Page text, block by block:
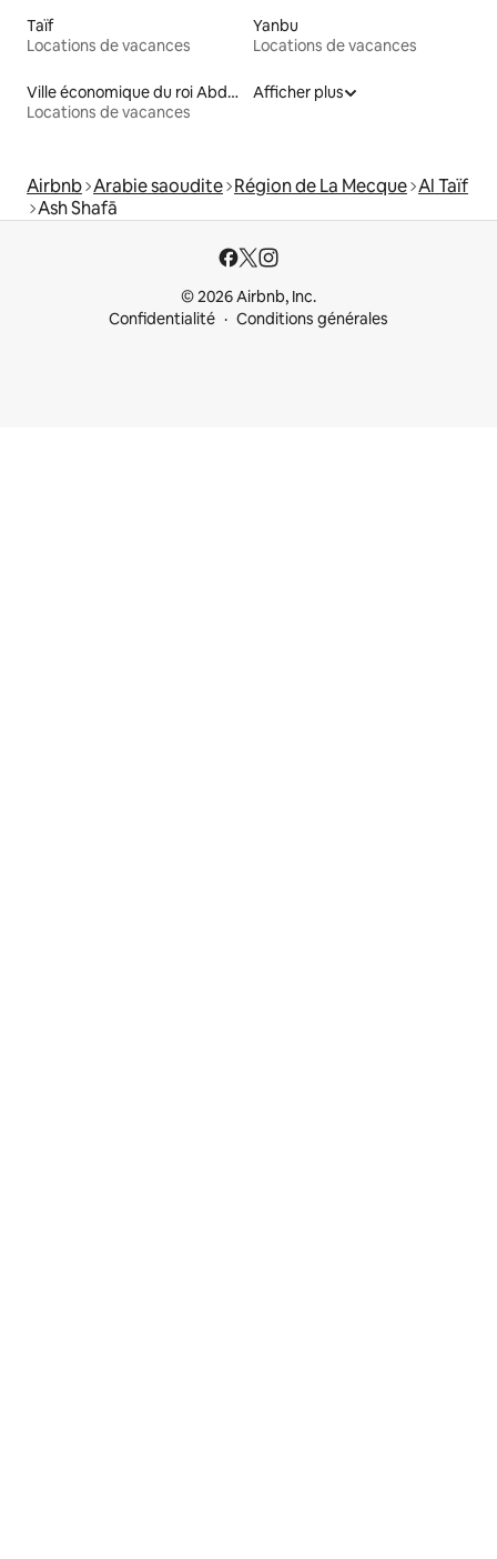
Taïf
Locations de vacances
Yanbu
Locations de vacances
Ville économique du roi Abdallah
Locations de vacances
Afficher plus
Airbnb Arabie saoudite Région de La Mecque Al Taïf
Ash Shafā
© 2026 Airbnb, Inc.
Confidentialité
Conditions générales